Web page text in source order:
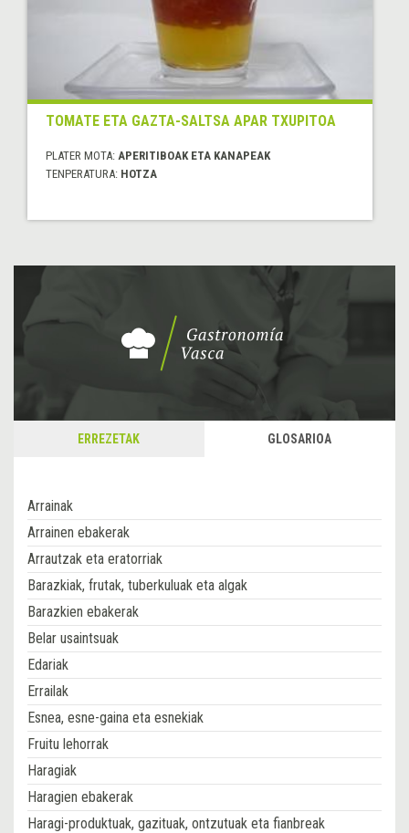
TOMATE ETA GAZTA-SALTSA APAR TXUPITOA
PLATER MOTA: APERITIBOAK ETA KANAPEAK
TENPERATURA: HOTZA
ERREZETAK GLOSARIOA
Arrainak
Arrainen ebakerak
Arrautzak eta eratorriak
Barazkiak, frutak, tuberkuluak eta algak
Barazkien ebakerak
Belar usaintsuak
Edariak
Errailak
Esnea, esne-gaina eta esnekiak
Fruitu lehorrak
Haragiak
Haragien ebakerak
Haragi-produktuak, gazituak, ontzutuak eta fianbreak